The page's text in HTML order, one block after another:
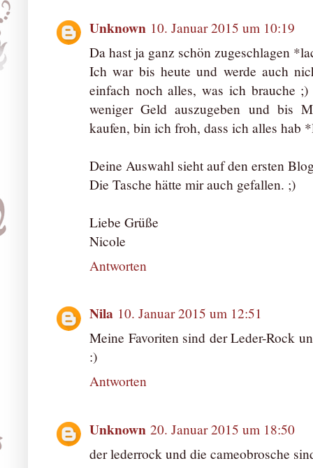
Unknown 10. Januar 2015 um 10:19
Da hast ja ganz schön zugeschlagen
Ich war bis heute und werde auch
einfach noch alles, was ich brauche
weniger Geld auszugeben und bis
kaufen, bin ich froh, dass ich alles hab
Deine Auswahl sieht auf den ersten
Die Tasche hätte mir auch gefallen. ;)
Liebe Grüße
Nicole
Antworten
Nila 10. Januar 2015 um 12:51
Meine Favoriten sind der Leder-Rock
:)
Antworten
Unknown 20. Januar 2015 um 18:50
der lederrock und die cameobrosche